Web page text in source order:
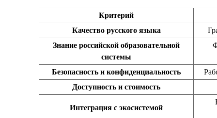
Критерий
Качество русского языка
Знание российской образовательной
системы
Безопасность и конфиденциальность
Доступность и стоимость
Интеграция с экосистемой